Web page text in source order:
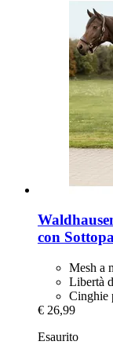
con
Mesh a
Libertà
Cinghie
€ 26,99
Esaurito